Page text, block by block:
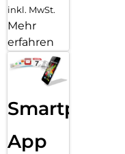
inkl. MwSt.
Mehr
erfahren
Smartphone
App